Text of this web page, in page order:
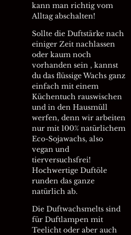
kann man richtig vom
Alltag abschalten!
Sollte die Duftstärke nach
einiger Zeit nachlassen
oder kaum noch
vorhanden sein , kannst
du das flüssige Wachs ganz
einfach mit einem
Küchentuch rauswischen
und in den Hausmüll
werfen, denn wir arbeiten
nur mit 100% natürlichem
Eco-Sojawachs, also
vegan und
tierversuchsfrei!
Hochwertige Duftöle
runden das ganze
natürlich ab.
Die Duftwachsmelts sind
für Duftlampen mit
Teelicht oder aber auch